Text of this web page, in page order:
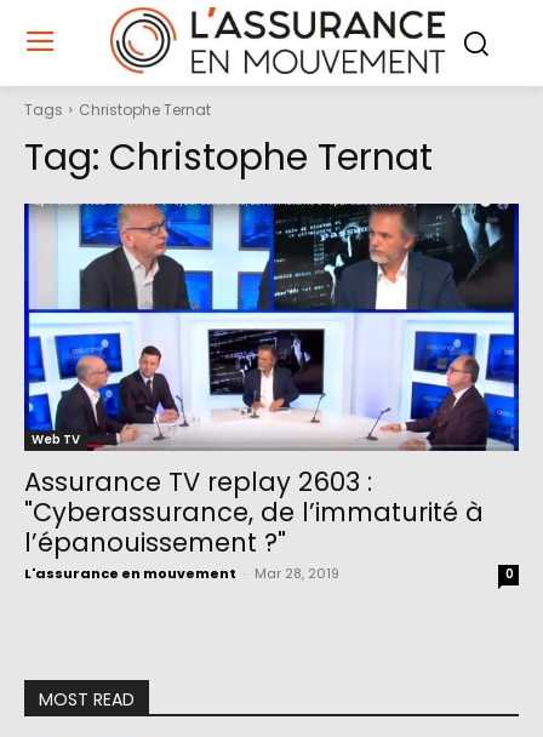
Tags Christophe Ternat
Tag: Christophe Ternat
Web TV
Assurance TV replay 2603 :
"Cyberassurance, de l’immaturité à
l’épanouissement ?"
L'assurance en mouvement Mar 28, 2019 0
MOST READ